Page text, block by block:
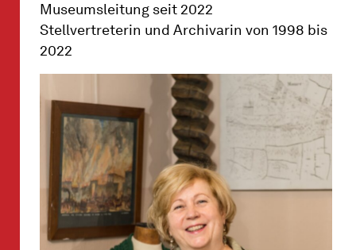
Museumsleitung seit 2022
Stellvertreterin und Archivarin von 1998 bis
2022